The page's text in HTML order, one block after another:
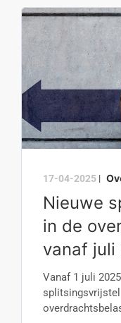
17-04-2025 |
Nieuwe
in de
vanaf juli
Vanaf 1 juli